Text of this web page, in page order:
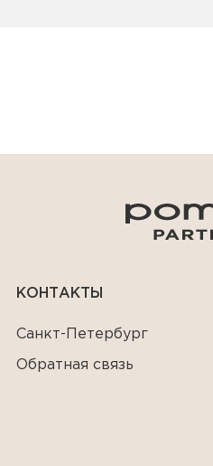
КОНТАКТЫ
Санкт-Петербург
Обратная связь